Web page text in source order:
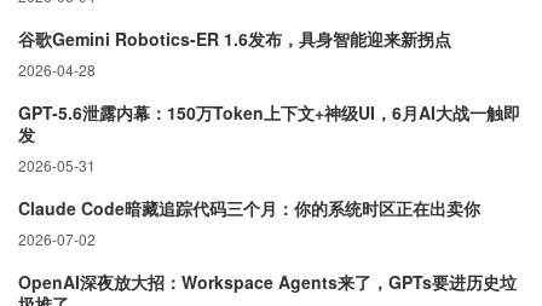
谷歌Gemini Robotics-ER 1.6发布，具身智能迎来新拐点
2026-04-28
GPT-5.6泄露内幕：150万Token上下文+神级UI，6月AI大战一触即
发
2026-05-31
Claude Code暗藏追踪代码三个月：你的系统时区正在出卖你
2026-07-02
OpenAI深夜放大招：Workspace Agents来了，GPTs要进历史垃